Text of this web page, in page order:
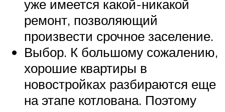
уже имеется какой-никакой
ремонт, позволяющий
произвести срочное заселение.
Выбор. К большому сожалению,
хорошие квартиры в
новостройках разбираются еще
на этапе котлована. Поэтому